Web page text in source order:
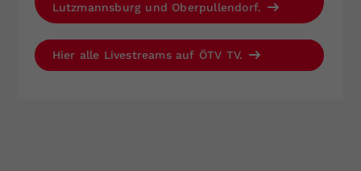
Lutzmannsburg und Oberpullendorf.
Hier alle Livestreams auf ÖTV TV.